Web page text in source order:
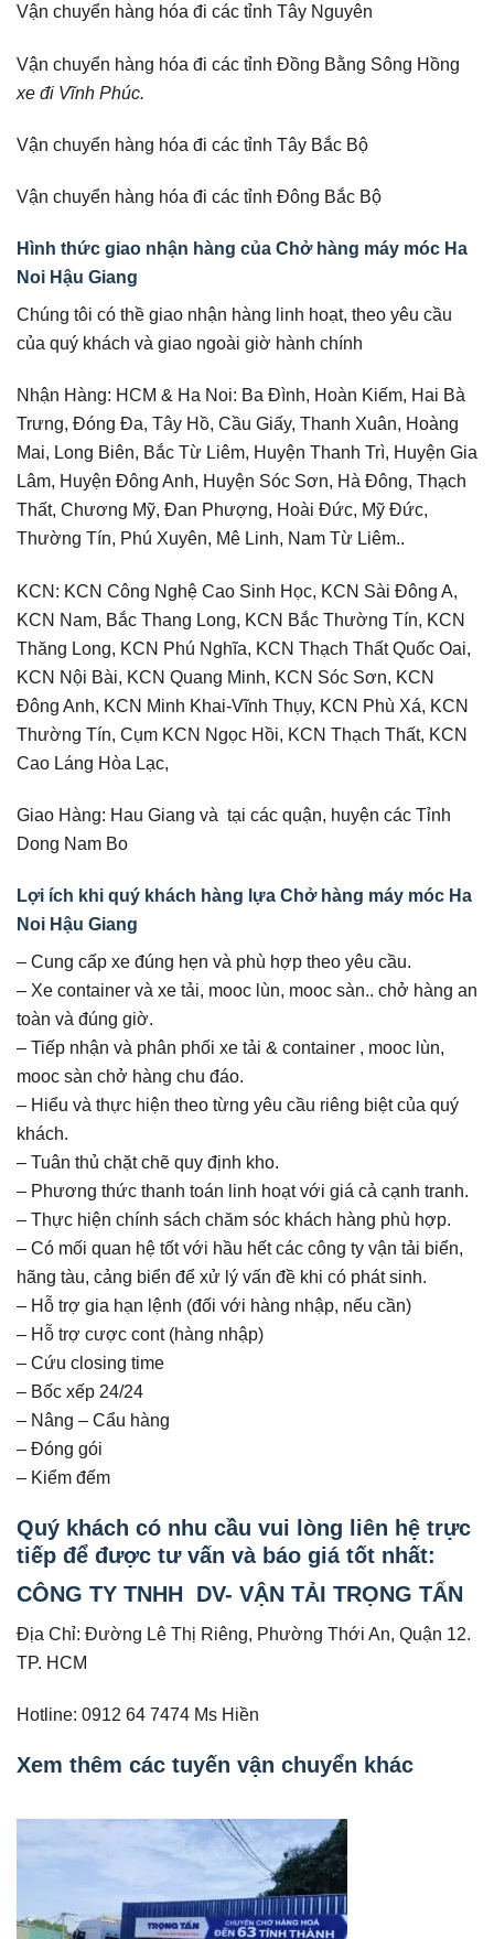
Vận chuyển hàng hóa đi các tỉnh Tây Nguyên
Vận chuyển hàng hóa đi các tỉnh Đồng Bằng Sông Hồng
xe đi Vĩnh Phúc.
Vận chuyển hàng hóa đi các tỉnh Tây Bắc Bộ
Vận chuyển hàng hóa đi các tỉnh Đông Bắc Bộ
Hình thức giao nhận hàng của Chở hàng máy móc Ha
Noi Hậu Giang
Chúng tôi có thề giao nhận hàng linh hoạt, theo yêu cầu
của quý khách và giao ngoài giờ hành chính
Nhận Hàng: HCM & Ha Noi: Ba Đình, Hoàn Kiếm, Hai Bà
Trưng, Đóng Đa, Tây Hồ, Cầu Giấy, Thanh Xuân, Hoàng
Mai, Long Biên, Bắc Từ Liêm, Huyện Thanh Trì, Huyện Gia
Lâm, Huyện Đông Anh, Huyện Sóc Sơn, Hà Đông, Thạch
Thất, Chương Mỹ, Đan Phượng, Hoài Đức, Mỹ Đức,
Thường Tín, Phú Xuyên, Mê Linh, Nam Từ Liêm..
KCN: KCN Công Nghệ Cao Sinh Học, KCN Sài Đông A,
KCN Nam, Bắc Thang Long, KCN Bắc Thường Tín, KCN
Thăng Long, KCN Phú Nghĩa, KCN Thạch Thất Quốc Oai,
KCN Nội Bài, KCN Quang Minh, KCN Sóc Sơn, KCN
Đông Anh, KCN Minh Khai-Vĩnh Thụy, KCN Phù Xá, KCN
Thường Tín, Cụm KCN Ngọc Hồi, KCN Thạch Thất, KCN
Cao Láng Hòa Lạc,
Giao Hàng: Hau Giang và tại các quận, huyện các Tỉnh
Dong Nam Bo
Lợi ích khi quý khách hàng lựa Chở hàng máy móc Ha
Noi Hậu Giang
– Cung cấp xe đúng hẹn và phù hợp theo yêu cầu.
– Xe container và xe tải, mooc lùn, mooc sàn.. chở hàng an
toàn và đúng giờ.
– Tiếp nhận và phân phối xe tải & container , mooc lùn,
mooc sàn chở hàng chu đáo.
– Hiểu và thực hiện theo từng yêu cầu riêng biệt của quý
khách.
– Tuân thủ chặt chẽ quy định kho.
– Phương thức thanh toán linh hoạt với giá cả cạnh tranh.
– Thực hiện chính sách chăm sóc khách hàng phù hợp.
– Có mối quan hệ tốt với hầu hết các công ty vận tải biển,
hãng tàu, cảng biển để xử lý vấn đề khi có phát sinh.
– Hỗ trợ gia hạn lệnh (đối với hàng nhập, nếu cần)
– Hỗ trợ cược cont (hàng nhập)
– Cứu closing time
– Bốc xếp 24/24
– Nâng – Cẩu hàng
– Đóng gói
– Kiểm đếm
Quý khách có nhu cầu vui lòng liên hệ trực
tiếp để được tư vấn và báo giá tốt nhất:
CÔNG TY TNHH DV- VẬN TẢI TRỌNG TẤN
Địa Chỉ: Đường Lê Thị Riêng, Phường Thới An, Quận 12.
TP. HCM
Hotline: 0912 64 7474 Ms Hiền
Xem thêm các tuyến vận chuyển khác